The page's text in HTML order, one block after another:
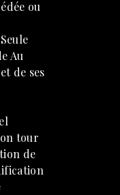
ou
Au
de ses
tour
de